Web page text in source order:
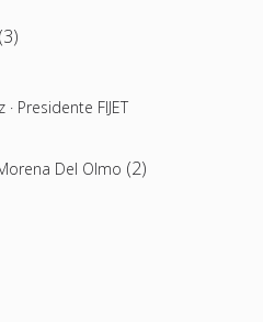
Presidente FIJET
Del Olmo (2)